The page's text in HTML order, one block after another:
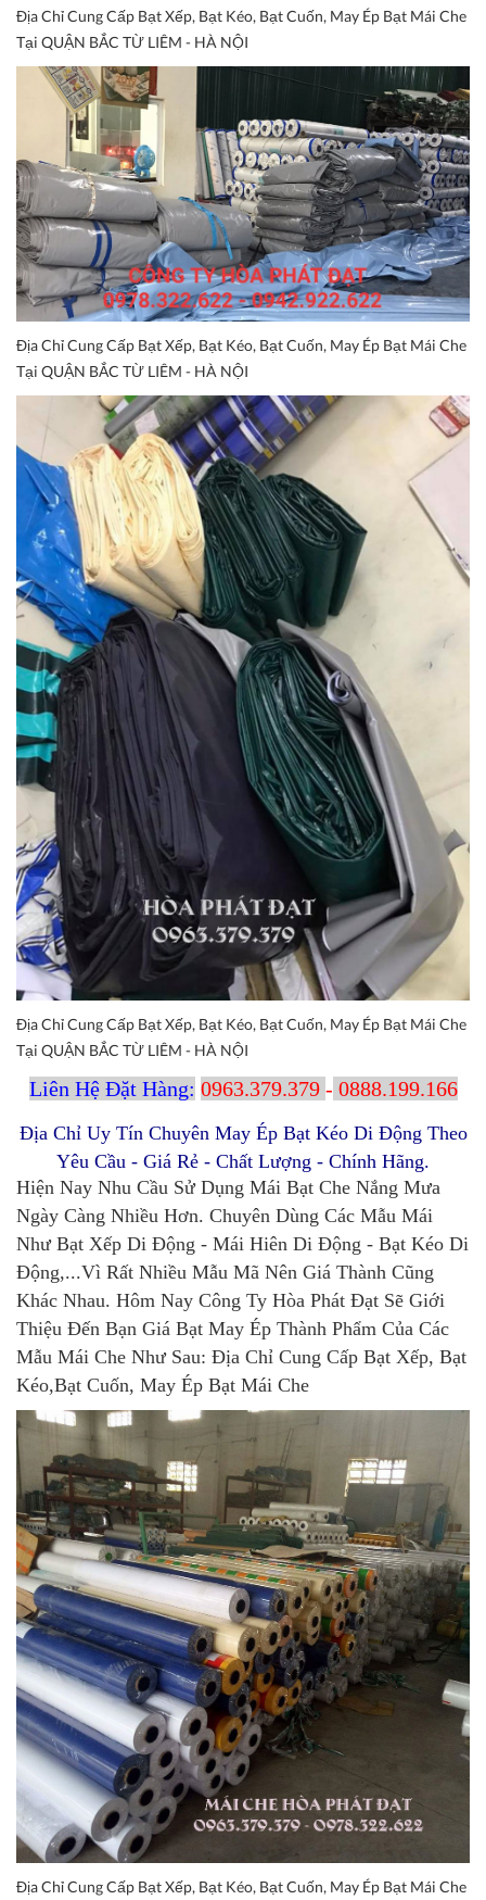
Địa Chỉ Cung Cấp Bạt Xếp, Bạt Kéo, Bạt Cuốn, May Ép Bạt Mái Che
Tại QUẬN BẮC TỪ LIÊM - HÀ NỘI
Địa Chỉ Cung Cấp Bạt Xếp, Bạt Kéo, Bạt Cuốn, May Ép Bạt Mái Che
Tại QUẬN BẮC TỪ LIÊM - HÀ NỘI
Địa Chỉ Cung Cấp Bạt Xếp, Bạt Kéo, Bạt Cuốn, May Ép Bạt Mái Che
Tại QUẬN BẮC TỪ LIÊM - HÀ NỘI
Liên Hệ Đặt Hàng: 0963.379.379 - 0888.199.166
Địa Chỉ Uy Tín Chuyên May Ép Bạt Kéo Di Động Theo
Yêu Cầu - Giá Rẻ - Chất Lượng - Chính Hãng.
Hiện Nay Nhu Cầu Sử Dụng Mái Bạt Che Nắng Mưa
Ngày Càng Nhiều Hơn. Chuyên Dùng Các Mẫu Mái
Như Bạt Xếp Di Động - Mái Hiên Di Động - Bạt Kéo Di
Động,...Vì Rất Nhiều Mẫu Mã Nên Giá Thành Cũng
Khác Nhau. Hôm Nay Công Ty Hòa Phát Đạt Sẽ Giới
Thiệu Đến Bạn Giá Bạt May Ép Thành Phẩm Của Các
Mẫu Mái Che Như Sau: Địa Chỉ Cung Cấp Bạt Xếp, Bạt
Kéo,Bạt Cuốn, May Ép Bạt Mái Che
Địa Chỉ Cung Cấp Bạt Xếp, Bạt Kéo, Bạt Cuốn, May Ép Bạt Mái Che